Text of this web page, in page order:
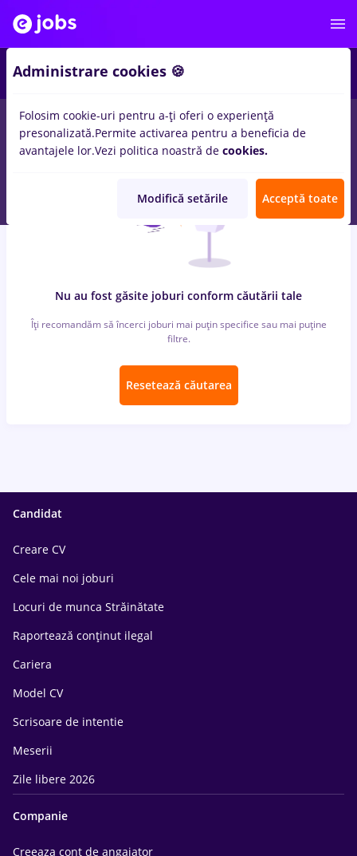
locuri de muncailustratorinConstructii / Instalatii
Nu au fost găsite joburi conform căutării tale
Îți recomandăm să încerci joburi mai puțin specifice sau mai puține
filtre.
Resetează căutarea
Candidat
Creare CV
Cele mai noi joburi
Locuri de munca Străinătate
Raportează conținut ilegal
Cariera
Model CV
Scrisoare de intentie
Meserii
Zile libere 2026
Companie
Creeaza cont de angajator
Administrare cookies 🍪
Folosim cookie-uri pentru a-ți oferi o experiență
presonalizată.Permite activarea pentru a beneficia de
avantajele lor.Vezi politica noastră de cookies.
Modifică setările Acceptă toate